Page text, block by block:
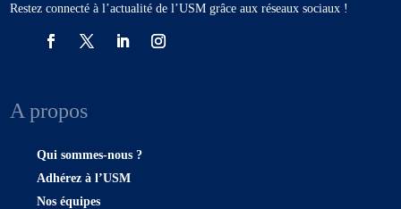
Restez connecté à l’actualité de l’USM grâce aux réseaux sociaux !
A propos
Qui sommes-nous ?
Adhérez à l’USM
Nos équipes